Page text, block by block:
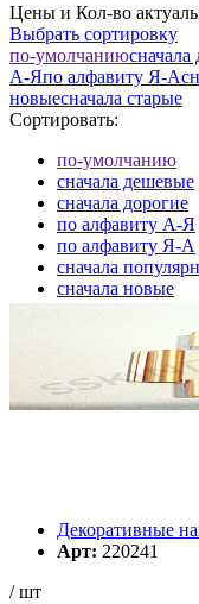
Цены и Кол-во
Выбрать сортировку
по-умолчанию
А-Япо алфавиту Я-А
новыеcначала старые
Сортировать:
по-умолчанию
cначала дешевые
cначала дорогие
по алфавиту А-Я
по алфавиту Я-А
cначала
cначала новые
cначала старые
Элементов на
Декоративные
Арт: 220241
/ шт